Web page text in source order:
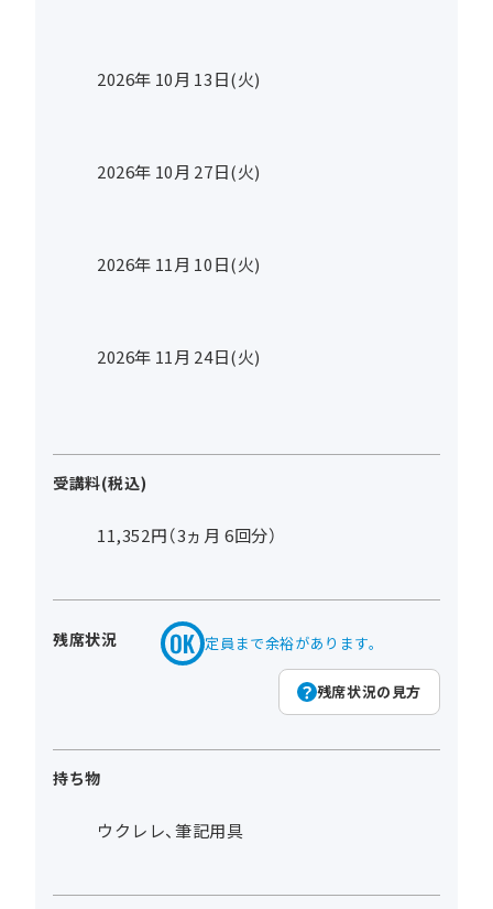
2026年 10月 13日(火)
2026年 10月 27日(火)
2026年 11月 10日(火)
2026年 11月 24日(火)
受講料(税込)
11,352円（3ヵ月 6回分）
残席状況 定員まで余裕があります。
残席状況の見方
持ち物
ウクレレ、筆記用具